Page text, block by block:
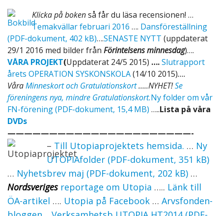
Klicka på bokenså får du läsa recensionen! …
Temakvällar februari 2016 …. Dansföreställning
(PDF-dokument, 402 kB)….SENASTE NYTT (uppdaterat
29/1 2016 med bilder från Förintelsens minnesdag)….
VÅRA PROJEKT(Uppdaterat 24/5 2015) ….Slutrapport
årets OPERATION SYSKONSKOLA(14/10 2015)….
VåraMinneskort och Gratulationskort…..NYHET!Se
föreningens nya, mindre Gratulationskort.Ny folder om vår
FN-förening (PDF-dokument, 15,4 MB) …..Lista på våra
DVDs
——————————————————————-
– Till Utopiaprojektets hemsida. … Ny
UTOPIAfolder (PDF-dokument, 351 kB)
… Nyhetsbrev maj (PDF-dokument, 202 kB) …
Nordsveriges reportage om Utopia ….. Länk till
ÖA-artikel …. Utopia på Facebook … Arvsfonden-